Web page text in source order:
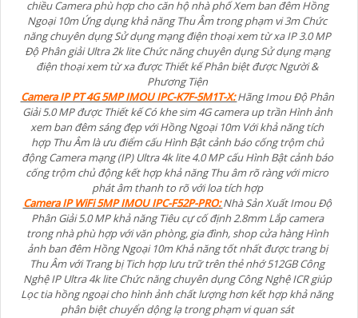
chiều Camera phù hợp cho căn hộ nhà phố Xem ban đêm Hồng
Ngoại 10m Ứng dụng khả năng Thu Âm trong phạm vi 3m Chức
năng chuyên dụng Sử dụng mạng điện thoại xem từ xa IP 3.0 MP
Độ Phân giải Ultra 2k lite Chức năng chuyên dụng Sử dụng mạng
điện thoại xem từ xa được Thiết kế Phân biệt được Người &
Phương Tiện
Camera IP PT 4G 5MP IMOU IPC-K7F-5M1T-X:Hãng Imou Độ Phân
Giải 5.0 MP được Thiết kế Có khe sim 4G camera up trần Hình ảnh
xem ban đêm sáng đẹp với Hồng Ngoại 10m Với khả năng tích
hợp Thu Âm là ưu điểm cấu Hình Bật cảnh báo cống trộm chủ
động Camera mạng (IP) Ultra 4k lite 4.0 MP cấu Hình Bật cảnh báo
cống trộm chủ động kết hợp khả năng Thu âm rõ ràng với micro
phát âm thanh to rõ với loa tích hợp
Camera IP WiFi 5MP IMOU IPC-F52P-PRO:Nhà Sản Xuất Imou Độ
Phân Giải 5.0 MP khả năng Tiêu cự cố định 2.8mm Lắp camera
trong nhà phù hợp với văn phòng, gia đình, shop cửa hàng Hình
ảnh ban đêm Hồng Ngoại 10m Khả năng tốt nhất được trang bị
Thu Âm với Trang bị Tich hợp lưu trữ trên thẻ nhớ 512GB Công
Nghệ IP Ultra 4k lite Chức năng chuyên dụng Công Nghệ ICR giúp
Lọc tia hồng ngoại cho hình ảnh chất lượng hơn kết hợp khả năng
phân biệt chuyển dộng lạ trong phạm vi quan sát